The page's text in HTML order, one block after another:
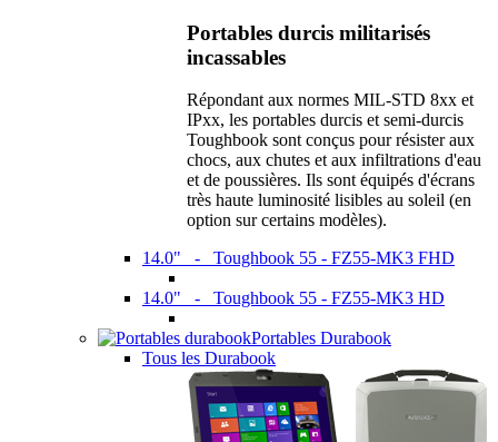
Portables durcis militarisés
incassables
Répondant aux normes MIL-STD 8xx et
IPxx, les portables durcis et semi-durcis
Toughbook sont conçus pour résister aux
chocs, aux chutes et aux infiltrations d'eau
et de poussières. Ils sont équipés d'écrans
très haute luminosité lisibles au soleil (en
option sur certains modèles).
14.0" - Toughbook 55 - FZ55-MK3 FHD
14.0" - Toughbook 55 - FZ55-MK3 HD
Portables Durabook
Tous les Durabook